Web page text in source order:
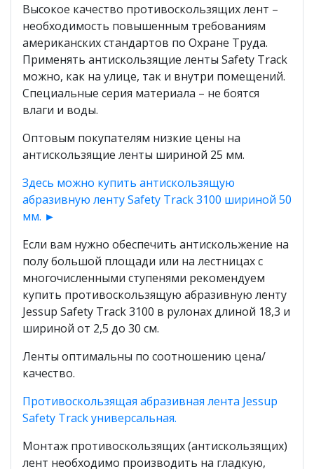
Высокое качество противоскользящих лент –
необходимость повышенным требованиям
американских стандартов по Охране Труда.
Применять антискользящие ленты Safety Track
можно, как на улице, так и внутри помещений.
Специальные серия материала – не боятся
влаги и воды.
Оптовым покупателям низкие цены на
антискользящие ленты шириной 25 мм.
Здесь можно купить антискользящую
абразивную ленту Safety Track 3100 шириной 50
мм. ►
Если вам нужно обеспечить антискольжение на
полу большой площади или на лестницах с
многочисленными ступенями рекомендуем
купить противоскользящую абразивную ленту
Jessup Safety Track 3100 в рулонах длиной 18,3 и
шириной от 2,5 до 30 см.
Ленты оптимальны по соотношению цена/
качество.
Противоскользящая абразивная лента Jessup
Safety Track универсальная.
Монтаж противоскользящих (антискользящих)
лент необходимо производить на гладкую,